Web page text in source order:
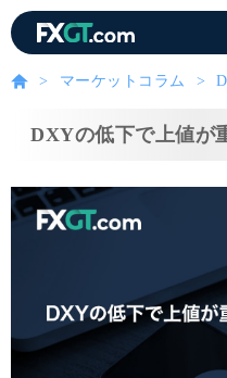
マーケットコラム
DXYの低下で上値が